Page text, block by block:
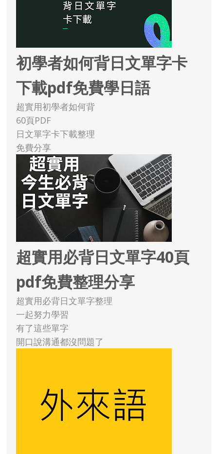
初學者如何背日文單字卡
下載pdf免費學日語
超實用初學者如何背
60頁PDF
日文單字卡下載整理
免費分享
超實用必背日文單字40頁
pdf免費整理分享
超實用必背日文單字整理
一起努力學習
有了這些單字
開口說溝通都沒問題了